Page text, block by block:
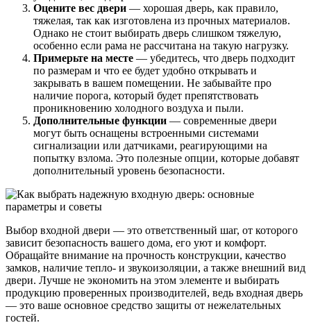
Оцените вес двери — хорошая дверь, как правило,
тяжелая, так как изготовлена из прочных материалов.
Однако не стоит выбирать дверь слишком тяжелую,
особенно если рама не рассчитана на такую нагрузку.
Примерьте на месте — убедитесь, что дверь подходит
по размерам и что ее будет удобно открывать и
закрывать в вашем помещении. Не забывайте про
наличие порога, который будет препятствовать
проникновению холодного воздуха и пыли.
Дополнительные функции — современные двери
могут быть оснащены встроенными системами
сигнализации или датчиками, реагирующими на
попытку взлома. Это полезные опции, которые добавят
дополнительный уровень безопасности.
Выбор входной двери — это ответственный шаг, от которого
зависит безопасность вашего дома, его уют и комфорт.
Обращайте внимание на прочность конструкции, качество
замков, наличие тепло- и звукоизоляции, а также внешний вид
двери. Лучше не экономить на этом элементе и выбирать
продукцию проверенных производителей, ведь входная дверь
— это ваше основное средство защиты от нежелательных
гостей.